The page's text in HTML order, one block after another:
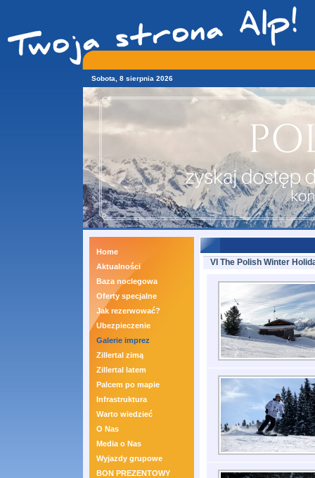
Sobota, 8 sierpnia 2026
Home
Aktualności
Baza noclegowa
Oferty specjalne
Jak rezerwować?
Ubezpieczenie
Galerie imprez
Zillertal zimą
Zillertal latem
Palcem po mapie
Infrastruktura
Warto wiedzieć
O Nas
Media o Nas
Wyjazdy grupowe
BON PREZENTOWY
VI The Polish Winter